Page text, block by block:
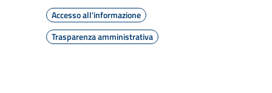
Accesso all'informazione
Trasparenza amministrativa